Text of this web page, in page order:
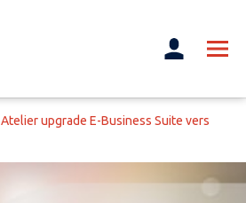
Atelier upgrade E-Business Suite vers